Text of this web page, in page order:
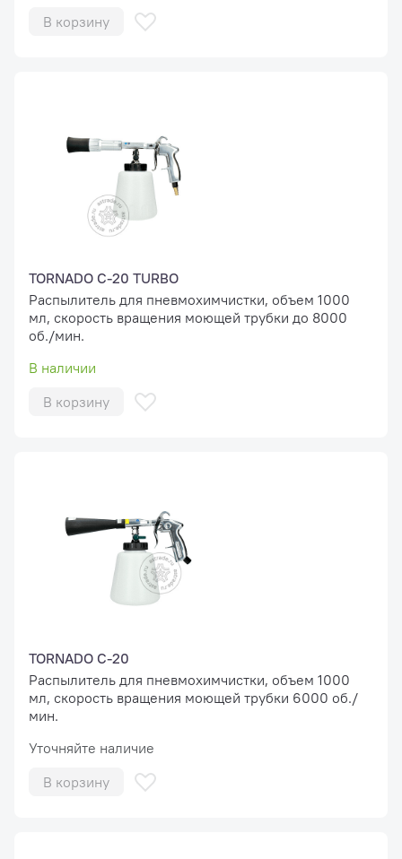
В корзину
TORNADO С-20 TURBO
Распылитель для пневмохимчистки, объем 1000
мл, скорость вращения моющей трубки до 8000
об./мин.
В наличии
В корзину
TORNADO С-20
Распылитель для пневмохимчистки, объем 1000
мл, скорость вращения моющей трубки 6000 об./
мин.
Уточняйте наличие
В корзину